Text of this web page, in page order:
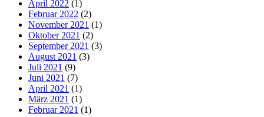
April 2022 (1)
Februar 2022 (2)
November 2021 (1)
Oktober 2021 (2)
September 2021 (3)
August 2021 (3)
Juli 2021 (9)
Juni 2021 (7)
April 2021 (1)
März 2021 (1)
Februar 2021 (1)